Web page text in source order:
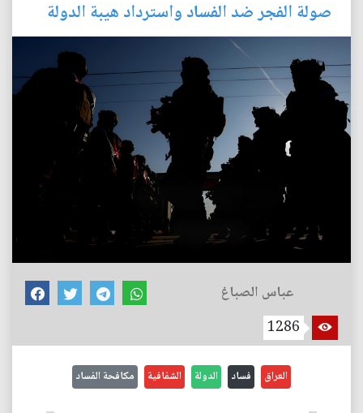
صولة الفجر ضد الفساد واسترداد هيبة الدولة
عباس الصباغ
1286
العراق فساد الدولة الشفافية مكافحة الفساد